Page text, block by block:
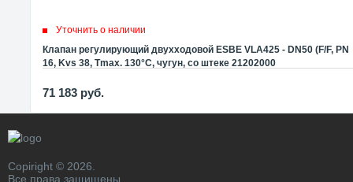
Уточнить о наличии
Клапан регулирующий двухходовой ESBE VLA425 - DN50 (F/F, PN
16, Kvs 38, Tmax. 130°C, чугун, со штеке 21202000
71 183 руб.
Copiright © 2026.
Все права защищены.